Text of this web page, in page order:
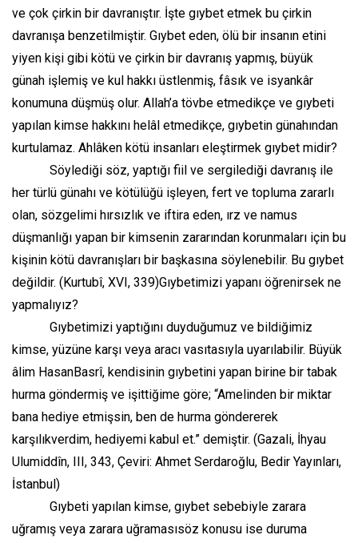
ve çok çirkin bir davranıştır. İşte gıybet etmek bu çirkin
davranışa benzetilmiştir. Gıybet eden, ölü bir insanın etini
yiyen kişi gibi kötü ve çirkin bir davranış yapmış, büyük
günah işlemiş ve kul hakkı üstlenmiş, fâsık ve isyankâr
konumuna düşmüş olur. Allah’a tövbe etmedikçe ve gıybeti
yapılan kimse hakkını helâl etmedikçe, gıybetin günahından
kurtulamaz. Ahlâken kötü insanları eleştirmek gıybet midir?
Söylediği söz, yaptığı fiil ve sergilediği davranış ile
her türlü günahı ve kötülüğü işleyen, fert ve topluma zararlı
olan, sözgelimi hırsızlık ve iftira eden, ırz ve namus
düşmanlığı yapan bir kimsenin zararından korunmaları için bu
kişinin kötü davranışları bir başkasına söylenebilir. Bu gıybet
değildir. (Kurtubî, XVI, 339)Gıybetimizi yapanı öğrenirsek ne
yapmalıyız?
Gıybetimizi yaptığını duyduğumuz ve bildiğimiz
kimse, yüzüne karşı veya aracı vasıtasıyla uyarılabilir. Büyük
âlim HasanBasrî, kendisinin gıybetini yapan birine bir tabak
hurma göndermiş ve işittiğime göre; “Amelinden bir miktar
bana hediye etmişsin, ben de hurma göndererek
karşılıkverdim, hediyemi kabul et.” demiştir. (Gazali, İhyau
Ulumiddîn, III, 343, Çeviri: Ahmet Serdaroğlu, Bedir Yayınları,
İstanbul)
Gıybeti yapılan kimse, gıybet sebebiyle zarara
uğramış veya zarara uğramasısöz konusu ise duruma